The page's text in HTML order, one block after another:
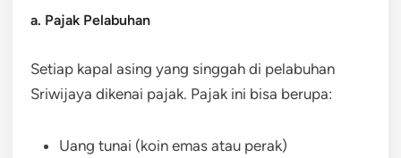
a. Pajak Pelabuhan
Setiap kapal asing yang singgah di pelabuhan
Sriwijaya dikenai pajak. Pajak ini bisa berupa:
Uang tunai (koin emas atau perak)